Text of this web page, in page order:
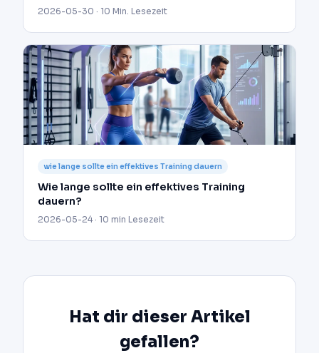
2026-05-30 · 10 Min. Lesezeit
wie lange sollte ein effektives Training dauern
Wie lange sollte ein effektives Training
dauern?
2026-05-24 · 10 min Lesezeit
Hat dir dieser Artikel
gefallen?